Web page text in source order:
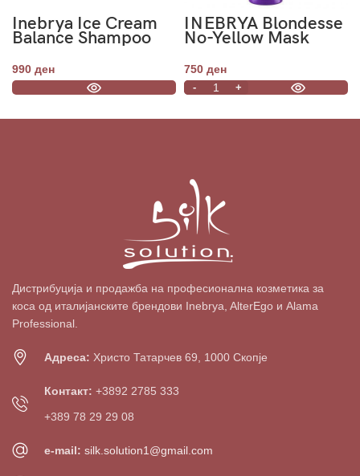
Inebrya Ice Cream
Balance Shampoo
990 ден
INEBRYA Blondesse
No-Yellow Mask
750 ден
Дистрибуција и продажба на професионална козметика за
коса од италијанските брендови Inebrya, AlterEgo и Alama
Professional.
Адреса: Христо Татарчев 69, 1000 Скопје
Контакт: +3892 2785 333
+389 78 29 29 08
e-mail: silk.solution1@gmail.com